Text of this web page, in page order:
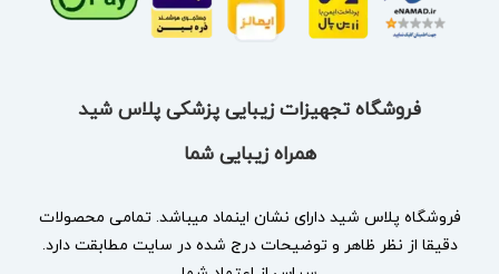
فروشگاه تجهیزات زیبایی پزشکی پلاس شید
همراه زیبایی شما
فروشگاه پلاس شید دارای نشان اینماد میباشد. تمامی محصولات
دقیقا از نظر ظاهر و توضیحات درج شده در سایت مطابقت دارد.